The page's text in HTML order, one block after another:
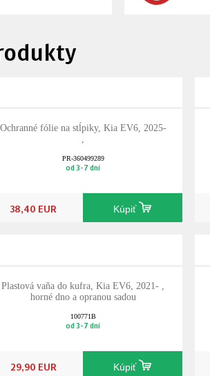
Ochranné fólie na stĺpiky, Kia EV6, 2025-
,
PR-360499289
od 3-7 dní
38,40 EUR Kúpiť
Plastová vaňa do kufra, Kia EV6, 2021- ,
horné dno a opranou sadou
100771B
od 3-7 dní
29,90 EUR Kúpiť